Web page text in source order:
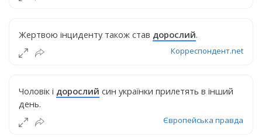
Жертвою інциденту також став дорослий.
Корреспондент.net
Чоловік і дорослий син українки прилетять в інший
день.
Європейська правда